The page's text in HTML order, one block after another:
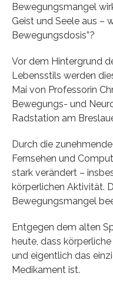
Bewegungsmangel
Geist und Seele aus –
Bewegungsdosis”?
Vor dem Hintergrund
Lebensstils werden
Mai von Professorin
Bewegungs- und
Radstation am
Durch die
Fernsehen und
stark verändert –
körperlichen Aktivität.
Bewegungsmangel
Entgegen dem alten
heute, dass
und eigentlich das
Medikament ist.